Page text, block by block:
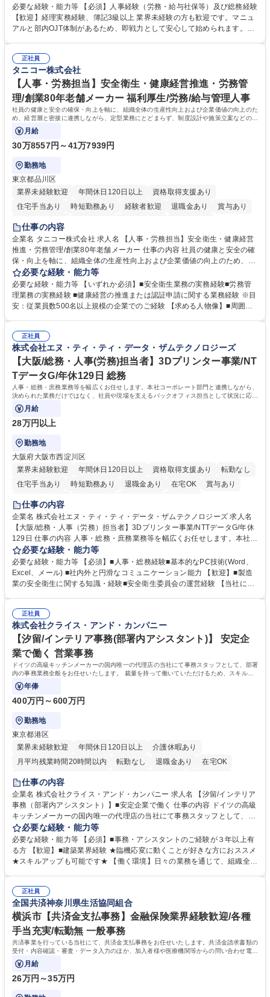
度改定などのコア業務にも挑戦できる、やりがいある環境です。 ■勤怠管
理、給与計算、社会保険手続き、年末調整等の労務管理全般 ■入退社手続
き、社内規定の改定や人事制度改定などのコア業務 ■社内イベントの企画
でも質問・相談できる環境が整っているため、安心して成長できます。 募
集職種 【森ビルG】人事・総務◆賞与5ヶ月◆年休120日◆残業少なめ◆
リモート可
必要な経験・能力等 【必須】人事経験（労務・給与社保等）及び総務経験
【歓迎】経理実務経験、簿記3級以上 業界未経験の方も歓迎です。マニュ
アルと部内OJT体制があるため、即戦力として安心して始められます。
務に挑戦できるため、自身の成長と組織への貢献度をダイレクトに実感で
きます。 残業少なめ、週1日リモート可など、ワークライフバランスを保
ち長期活躍できる環境です。 「これまでの幅広い経験を活かし、長期的な
キャリアを築きたい」という前向きな意欲と挑戦を全力で応援します。 学
歴・資格 学歴：大学院 大学 高専 短大 専修学校 高校 語学力： 資格：日商
簿記検定1級 日商簿記検定2級 日商簿記検定3級
正社員
タニコー株式会社
【人事・労務担当】安全衛生・健康経営推進・労務管
理/創業80年老舗メーカー 福利厚生/労務/給与管理人事
社員の健康と安全の確保・向上を軸に、組織全体の生産性向上および企業価値の向上のた
め、経営層と密接に連携しながら、定型業務にとどまらず、制度設計や施策立案などの上
流工程から関与していただきます。
月給
30万8557円～41万7939円
勤務地
東京都品川区
業界未経験歓迎
年間休日120日以上
資格取得支援あり
住宅手当あり
時短勤務あり 経験者歓迎 退職金あり
賞与あり
完全週休2日制
寮・社宅あり
仕事の内容
企業名 タニコー株式会社 求人名 【人事・労務担当】安全衛生・健康経営
推進・労務管理/創業80年老舗メーカー 仕事の内容 社員の健康と安全の確
保・向上を軸に、組織全体の生産性向上および企業価値の向上のため、経
営層と密接に連携しながら、定型業務にとどまらず、制度設計や施策立案
などの上流工程から関与していただきます。 【主な業務内容】■安全衛生
業務（ストレスチェック、健康診断の運用、産業医との連携 など）■健康
経営認証取得に向けた企画・推進■労務管理（労働時間の分析、労働環境
を底上げすべく、ともにご活躍いただける方の増員募集となります。 募集
職種 【人事・労務担当】安全衛生・健康経営推進・労務管理/創業80年老
舗メーカー
必要な経験・能力等
必要な経験・能力等 【いずれか必須】■安全衛生業務の実務経験■労務管
理業務の実務経験 ■健康経営の推進または認証申請に関する業務経験 ※目
安：従業員数500名以上規模の企業でのご経験 【求める人物像】■周囲
部門と連携しながら業務を推進できる方■Excelや労務管理システムの実務
使用経験をお持ちの方 学歴・資格 学歴：大学院 大学 高専 短大 専修学校
高校 語学力： 資格：
正社員
株式会社エヌ・ティ・ティ・データ・ザムテクノロジーズ
【大阪/総務・人事(労務)担当者】3Dプリンター事業/NT
TデータG/年休129日 総務
人事・総務・庶務業務等を幅広くお任せします。本社コーポレート部門と連携しながら、
決められた業務だけではなく、社員や現場を支えるバックオフィス担当として状況に応じ
て柔軟に対応いただくことを期待します。
月給
28万円以上
勤務地
大阪府大阪市西淀川区
業界未経験歓迎
年間休日120日以上 資格取得支援あり
転勤なし
住宅手当あり
時短勤務あり 退職金あり 在宅OK
賞与あり
完全週休2日制
仕事の内容
企業名 株式会社エヌ・ティ・ティ・データ・ザムテクノロジーズ 求人名
【大阪/総務・人事（労務）担当者】3Dプリンター事業/NTTデータG/年休
129日 仕事の内容 人事・総務・庶務業務等を幅広くお任せします。本社コ
ーポレート部門と連携しながら、決められた業務だけではなく、社員や現
場を支えるバックオフィス担当として状況に応じて柔軟に対応いただくこ
とを期待します。 【詳細】■入退社手続き、社員情報管理■入社時オリエ
ンテーションの実施■勤怠・各種申請内容の確認■採用業務のサポート■来
生に関する業務等■健康診断、産業医面談、休職・復職手続き等の労務サ
ポート■社内ルールの運用・各種社内案内■その他、拠点運営に関わる管理
部門業務 募集職種 【大阪/総務・人事（労務）担当者】3Dプリンター事
業/NTTデータG/年休129日
必要な経験・能力等
必要な経験・能力等 【必須】■人事・総務経験■基本的なPC技術(Word、
Excel、メール) ■社内外と円滑なコミュニケーション能力 【歓迎】■製造
業の安全衛生に関する知識・経験■安全衛生委員会の運営経験 【当社につ
アが磨けます。 ◎NTTデータグループであり福利厚生は充実しているとと
もに、働き方改革も推進しています。 学歴・資格 学歴：大学院 大学 高専
短大 専修学校 語学力： 資格：
正社員
株式会社クライス・アンド・カンパニー
【汐留/インテリア事務(部署内アシスタント)】 安定企
業で働く 営業事務
ドイツの高級キッチンメーカーの国内唯一の代理店の当社にて事務スタッフとして、部署
内の事務業務全般をお任せいたします。 裁量を持って働いていただけるため、スキルア
ップも可能です。
年俸
400万円～600万円
勤務地
東京都港区
業界未経験歓迎
年間休日120日以上
介護休暇あり
月平均残業時間20時間以内
転勤なし 退職金あり
在宅OK
育休あり
完全週休2日制
駅近5分以内
土日祝休み
仕事の内容
企業名 株式会社クライス・アンド・カンパニー 求人名 【汐留/インテリア
事務（部署内アシスタント）】■安定企業で働く 仕事の内容 ドイツの高級
キッチンメーカーの国内唯一の代理店の当社にて事務スタッフとして、部
署内の事務業務全般をお任せいたします。 裁量を持って働いていただける
ため、スキルアップも可能です。 【部署内の事務業務全般】 ■サンプルの
仕分け・整理 ■電話応対 ■書類作成（会議資料、お客様宛請求書、支払書
類を取りまとめて経理へ提出等） ■ショールームアテンド・運営・予約業
インテリア事務（部署内アシスタント）】■安定企業で働く
必要な経験・能力等
必要な経験・能力等 【必須】■事務・アシスタントのご経験が３年以上有
る方 【歓迎】■建築業界経験 ★臨機応変に動くことが好きな方におススメ
★スキルアップも可能です★ 【働く環境】日々の業務を通じて、組織全体
ームとの協力や新しいアイデアを活かす場もあり、やりがいを感じながら
働けます。 【歓迎】 ■インテリアの業界のご経験が有る方■PCの作業に慣
れている方 学歴・資格 学歴：大学院 大学 高専 短大 専修学校 語学力： 資
格：
正社員
全国共済神奈川県生活協同組合
横浜市【共済金支払事務】金融保険業界経験歓迎/各種
手当充実/転勤無 一般事務
共済事業を行っている当社にて、共済金支払事務をお任せいたします。共済金請求書類の
受付・内容確認・審査・データ入力のほか、加入者様や医療機関等からの問い合わせ電話
対応や書類発送等を担当します。
月給
26万円～35万円